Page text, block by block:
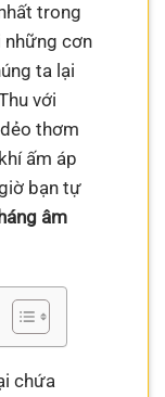
trong
những cơn
ta lại
với
thơm
ấm áp
bạn tự
âm
chứa